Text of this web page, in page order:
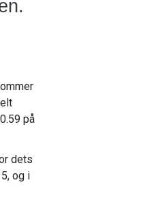
på
dets
og i